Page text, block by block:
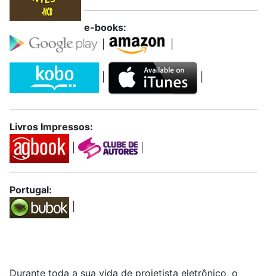
e-books:
Livros Impressos:
Portugal:
Durante toda a sua vida de projetista eletrônico, o